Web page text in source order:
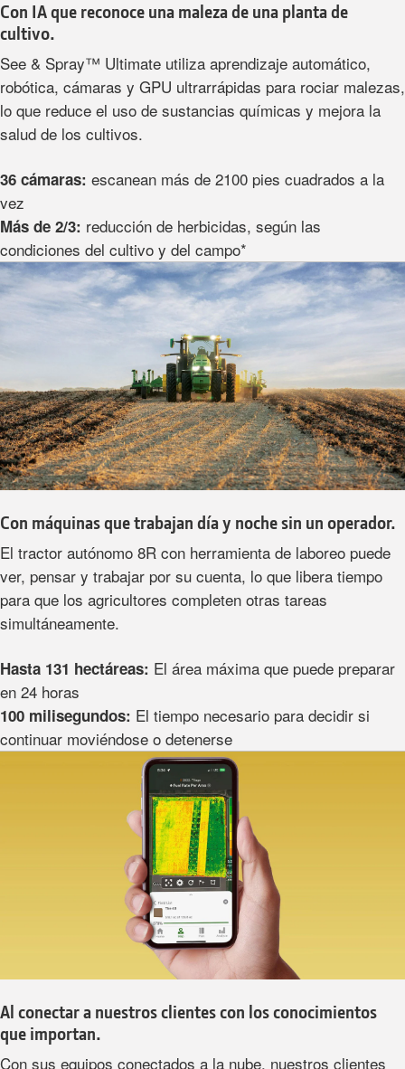
Con IA que reconoce una maleza de una planta de
cultivo.
See & Spray™ Ultimate utiliza aprendizaje automático,
robótica, cámaras y GPU ultrarrápidas para rociar malezas,
lo que reduce el uso de sustancias químicas y mejora la
salud de los cultivos.
36 cámaras: escanean más de 2100 pies cuadrados a la
vez
Más de 2/3: reducción de herbicidas, según las
condiciones del cultivo y del campo*
Con máquinas que trabajan día y noche sin un operador.
El tractor autónomo 8R con herramienta de laboreo puede
ver, pensar y trabajar por su cuenta, lo que libera tiempo
para que los agricultores completen otras tareas
simultáneamente.
Hasta 131 hectáreas: El área máxima que puede preparar
en 24 horas
100 milisegundos: El tiempo necesario para decidir si
continuar moviéndose o detenerse
Al conectar a nuestros clientes con los conocimientos
que importan.
Con sus equipos conectados a la nube, nuestros clientes